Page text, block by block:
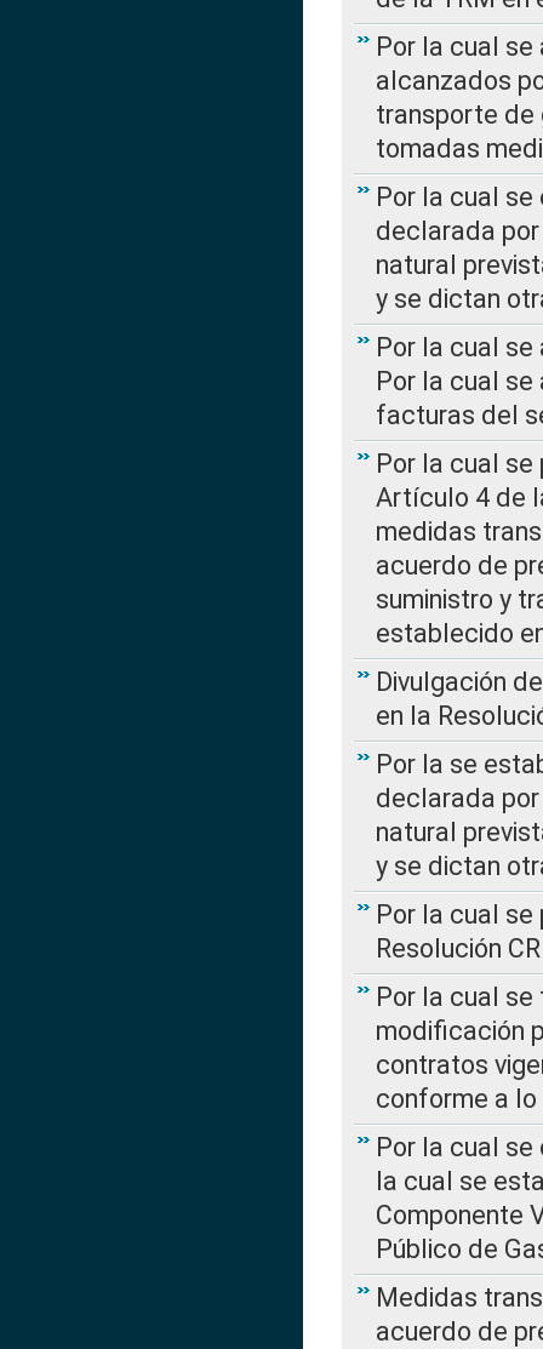
Por la cual
alcanzados
transporte de
tomadas
Por la cual
declarada
natural
y se dictan
Por la cual se
Por la cual
facturas del
Por la cual
Artículo 4 de
medidas
acuerdo de
suministro y
establecido
Divulgación
en la
Por la se
declarada
natural
y se dictan
Por la cual
Resolución
Por la cual
modificación
contratos
conforme a lo
Por la cual se
la cual se
Componente
Público de
Medidas
acuerdo de